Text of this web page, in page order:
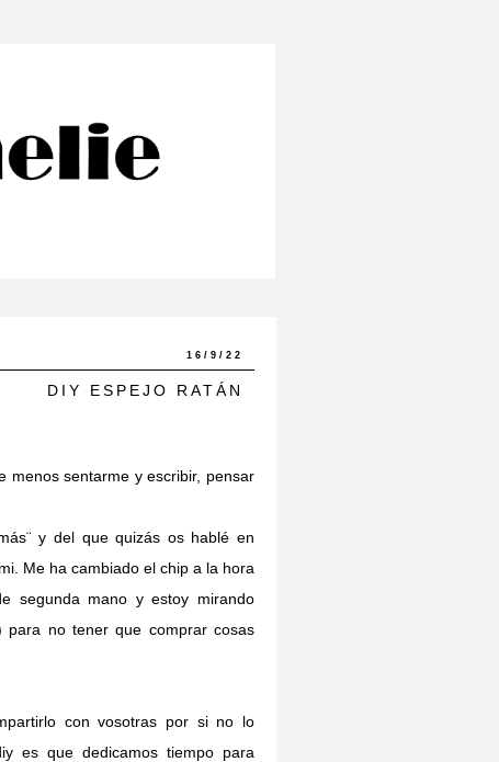
16/9/22
DIY ESPEJO RATÁN
menos sentarme y escribir, pensar
y del que quizás os hablé en
Me ha cambiado el chip a la hora
segunda mano y estoy mirando
para no tener que comprar cosas
con vosotras por si no lo
es que dedicamos tiempo para